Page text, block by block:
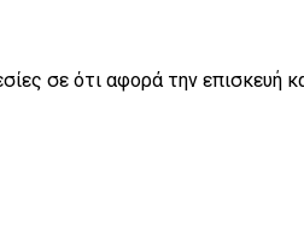
σε ότι αφορά την